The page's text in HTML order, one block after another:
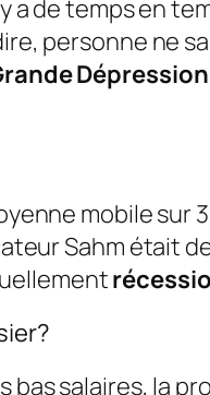
a de temps en
personne ne
Dépression
mobile sur
Sahm était
salaires, la